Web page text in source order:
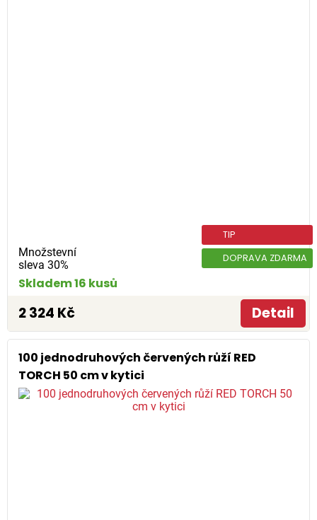
Množstevní
sleva 30%
TIP
DOPRAVA ZDARMA
Skladem 16 kusů
2 324 Kč Detail
100 jednodruhových červených růží RED
TORCH 50 cm v kytici